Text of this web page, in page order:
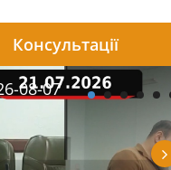
07
Консультації
08-07
2026-07-30